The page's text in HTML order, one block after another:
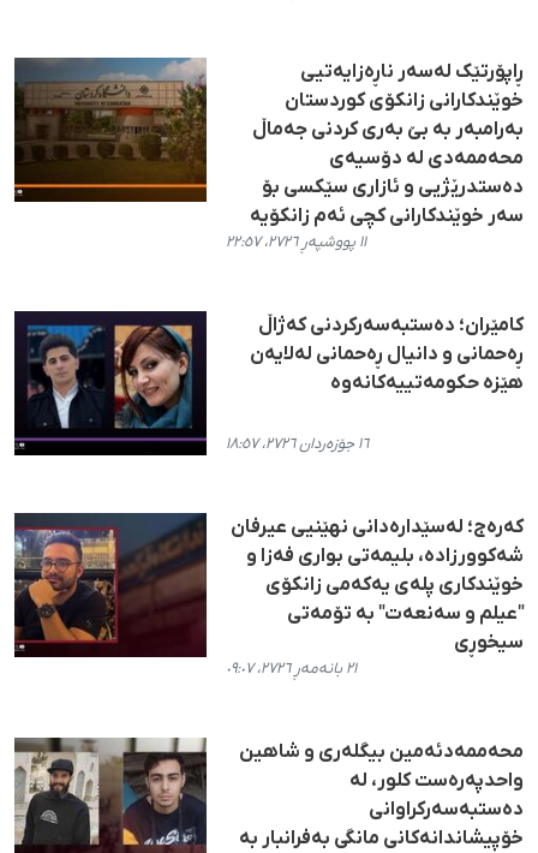
ڕاپۆرتێک لەسەر ناڕەزایەتیی
خوێندکارانی زانکۆی کوردستان
بەرامبەر بە بێ بەری کردنی جەماڵ
محەممەدی لە دۆسیەی
دەستدرێژیی و ئازاری سێکسی بۆ
سەر خوێندکارانی کچی ئەم زانکۆیە
١١ پووشپەڕ ٢٧٢٦، ٢٢:٥٧
کامێران؛ دەستبەسەرکردنی کەژاڵ
ڕەحمانی و دانیال ڕەحمانی لەلایەن
هێزە حکومەتییەکانەوە
١٦ جۆزەردان ٢٧٢٦، ١٨:٥٧
کەرەج؛ لەسێدارەدانی نهێنیی عیرفان
شەکوورزادە، بلیمەتی بواری فەزا و
خوێندکاری پلەی یەکەمی زانکۆی
"عیلم و سەنعەت" بە تۆمەتی
سیخوڕی
٢١ بانەمەڕ ٢٧٢٦، ٠٩:٠٧
محەممەدئەمین بیگلەری و شاهین
واحدپەرەست کلور، لە
دەستبەسەرکراوانی
خۆپیشاندانەکانی مانگی بەفرانبار بە